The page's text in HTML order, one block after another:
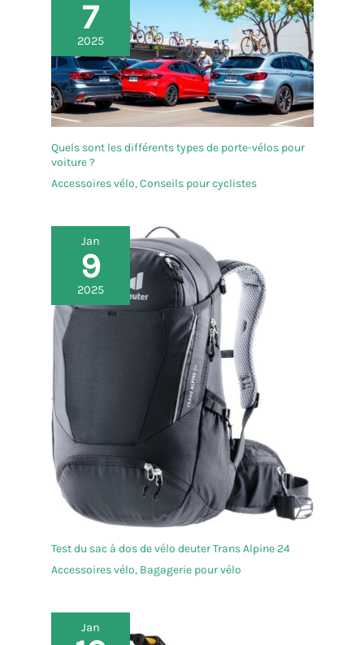
7
2025
Quels sont les différents types de porte-vélos pour
voiture ?
Accessoires vélo,Conseils pour cyclistes
Jan
9
2025
Test du sac à dos de vélo deuter Trans Alpine 24
Accessoires vélo, Bagagerie pour vélo
Jan